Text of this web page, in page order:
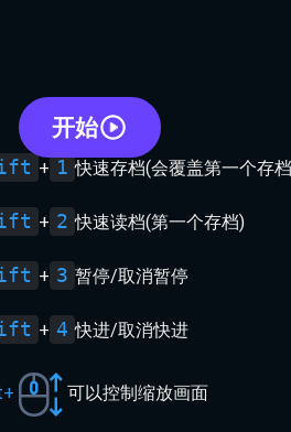
+ 1 快速存档(会覆盖第一个存
+ 2 快速读档(第一个存档)
+ 3 暂停/取消暂停
+ 4 快进/取消快进
可以控制缩放画面
开始